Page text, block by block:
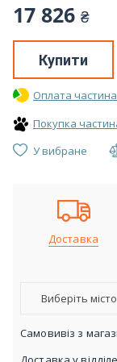
17 826 ₴
Купити
Оплата
Покупка
У вибране
Доставка
Виберіть місто
Самовивіз з